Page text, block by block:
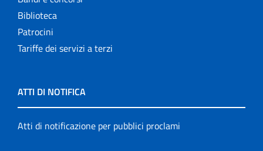
Biblioteca
Patrocini
Tariffe dei servizi a terzi
ATTI DI NOTIFICA
Atti di notificazione per pubblici proclami